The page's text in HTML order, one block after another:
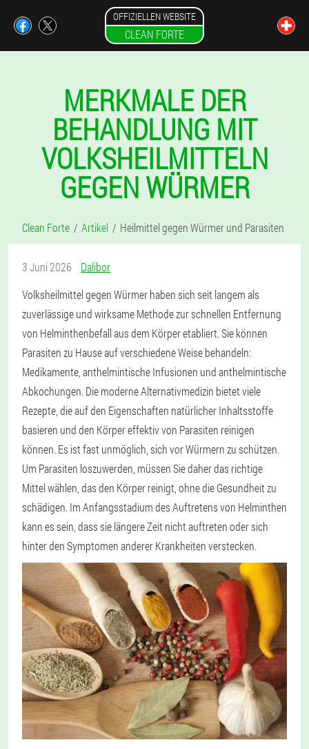
OFFIZIELLEN WEBSITE
CLEAN FORTE
MERKMALE DER
BEHANDLUNG MIT
VOLKSHEILMITTELN
GEGEN WÜRMER
Clean Forte Artikel Heilmittel gegen Würmer und Parasiten
3 Juni 2026
Dalibor
Volksheilmittel gegen Würmer haben sich seit langem als
zuverlässige und wirksame Methode zur schnellen Entfernung
von Helminthenbefall aus dem Körper etabliert. Sie können
Parasiten zu Hause auf verschiedene Weise behandeln:
Medikamente, anthelmintische Infusionen und anthelmintische
Abkochungen. Die moderne Alternativmedizin bietet viele
Rezepte, die auf den Eigenschaften natürlicher Inhaltsstoffe
basieren und den Körper effektiv von Parasiten reinigen
können. Es ist fast unmöglich, sich vor Würmern zu schützen.
Um Parasiten loszuwerden, müssen Sie daher das richtige
Mittel wählen, das den Körper reinigt, ohne die Gesundheit zu
schädigen. Im Anfangsstadium des Auftretens von Helminthen
kann es sein, dass sie längere Zeit nicht auftreten oder sich
hinter den Symptomen anderer Krankheiten verstecken.